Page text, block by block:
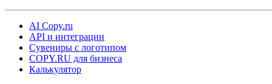
AI Copy.ru
API и интеграции
Сувениры с логотипом
COPY.RU для бизнеса
Калькулятор